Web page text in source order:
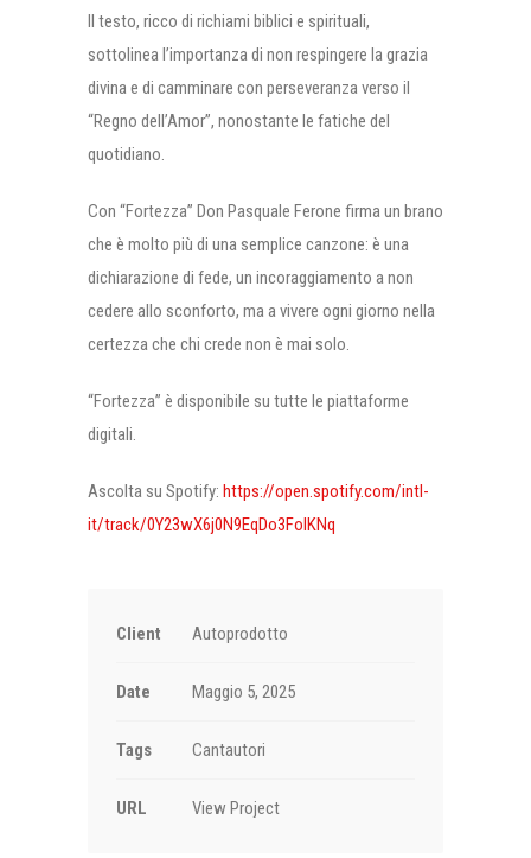
Il testo, ricco di richiami biblici e spirituali,
sottolinea l’importanza di non respingere la grazia
divina e di camminare con perseveranza verso il
“Regno dell’Amor”, nonostante le fatiche del
quotidiano.
Con “Fortezza” Don Pasquale Ferone firma un brano
che è molto più di una semplice canzone: è una
dichiarazione di fede, un incoraggiamento a non
cedere allo sconforto, ma a vivere ogni giorno nella
certezza che chi crede non è mai solo.
“Fortezza” è disponibile su tutte le piattaforme
digitali.
Ascolta su Spotify: https://open.spotify.com/intl-
it/track/0Y23wX6j0N9EqDo3FolKNq
Client Autoprodotto
Date Maggio 5, 2025
Tags Cantautori
URL View Project